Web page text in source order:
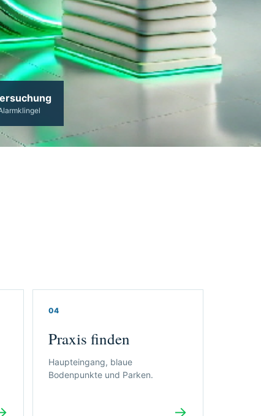
04
Praxis finden
Haupteingang, blaue
Bodenpunkte und Parken.
→